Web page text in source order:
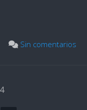
Sin comentarios